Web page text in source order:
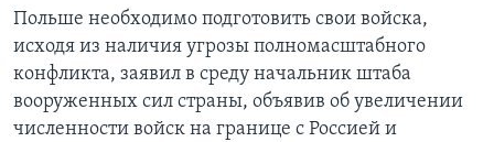
Польше необходимо подготовить свои войска,
исходя из наличия угрозы полномасштабного
конфликта, заявил в среду начальник штаба
вооруженных сил страны, объявив об увеличении
численности войск на границе с Россией и